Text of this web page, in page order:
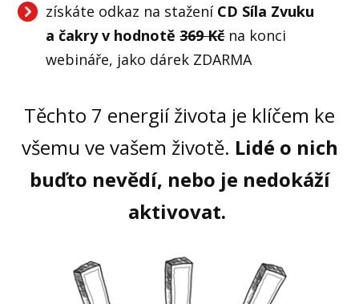
získáte odkaz na stažení CD Síla Zvuku
a čakry v hodnotě369 Kč na konci
webináře, jako dárek ZDARMA
Těchto 7 energií života je klíčem ke
všemu ve vašem životě. Lidé o nich
buďto nevědí, nebo je nedokáží
aktivovat.